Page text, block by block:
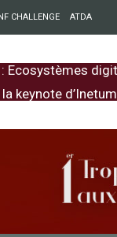
CHALLENGE ATDA
Ecosystèmes
keynote d’Inetum